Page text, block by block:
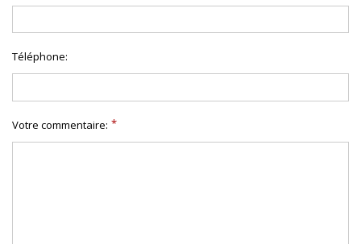
Téléphone:
Votre commentaire: